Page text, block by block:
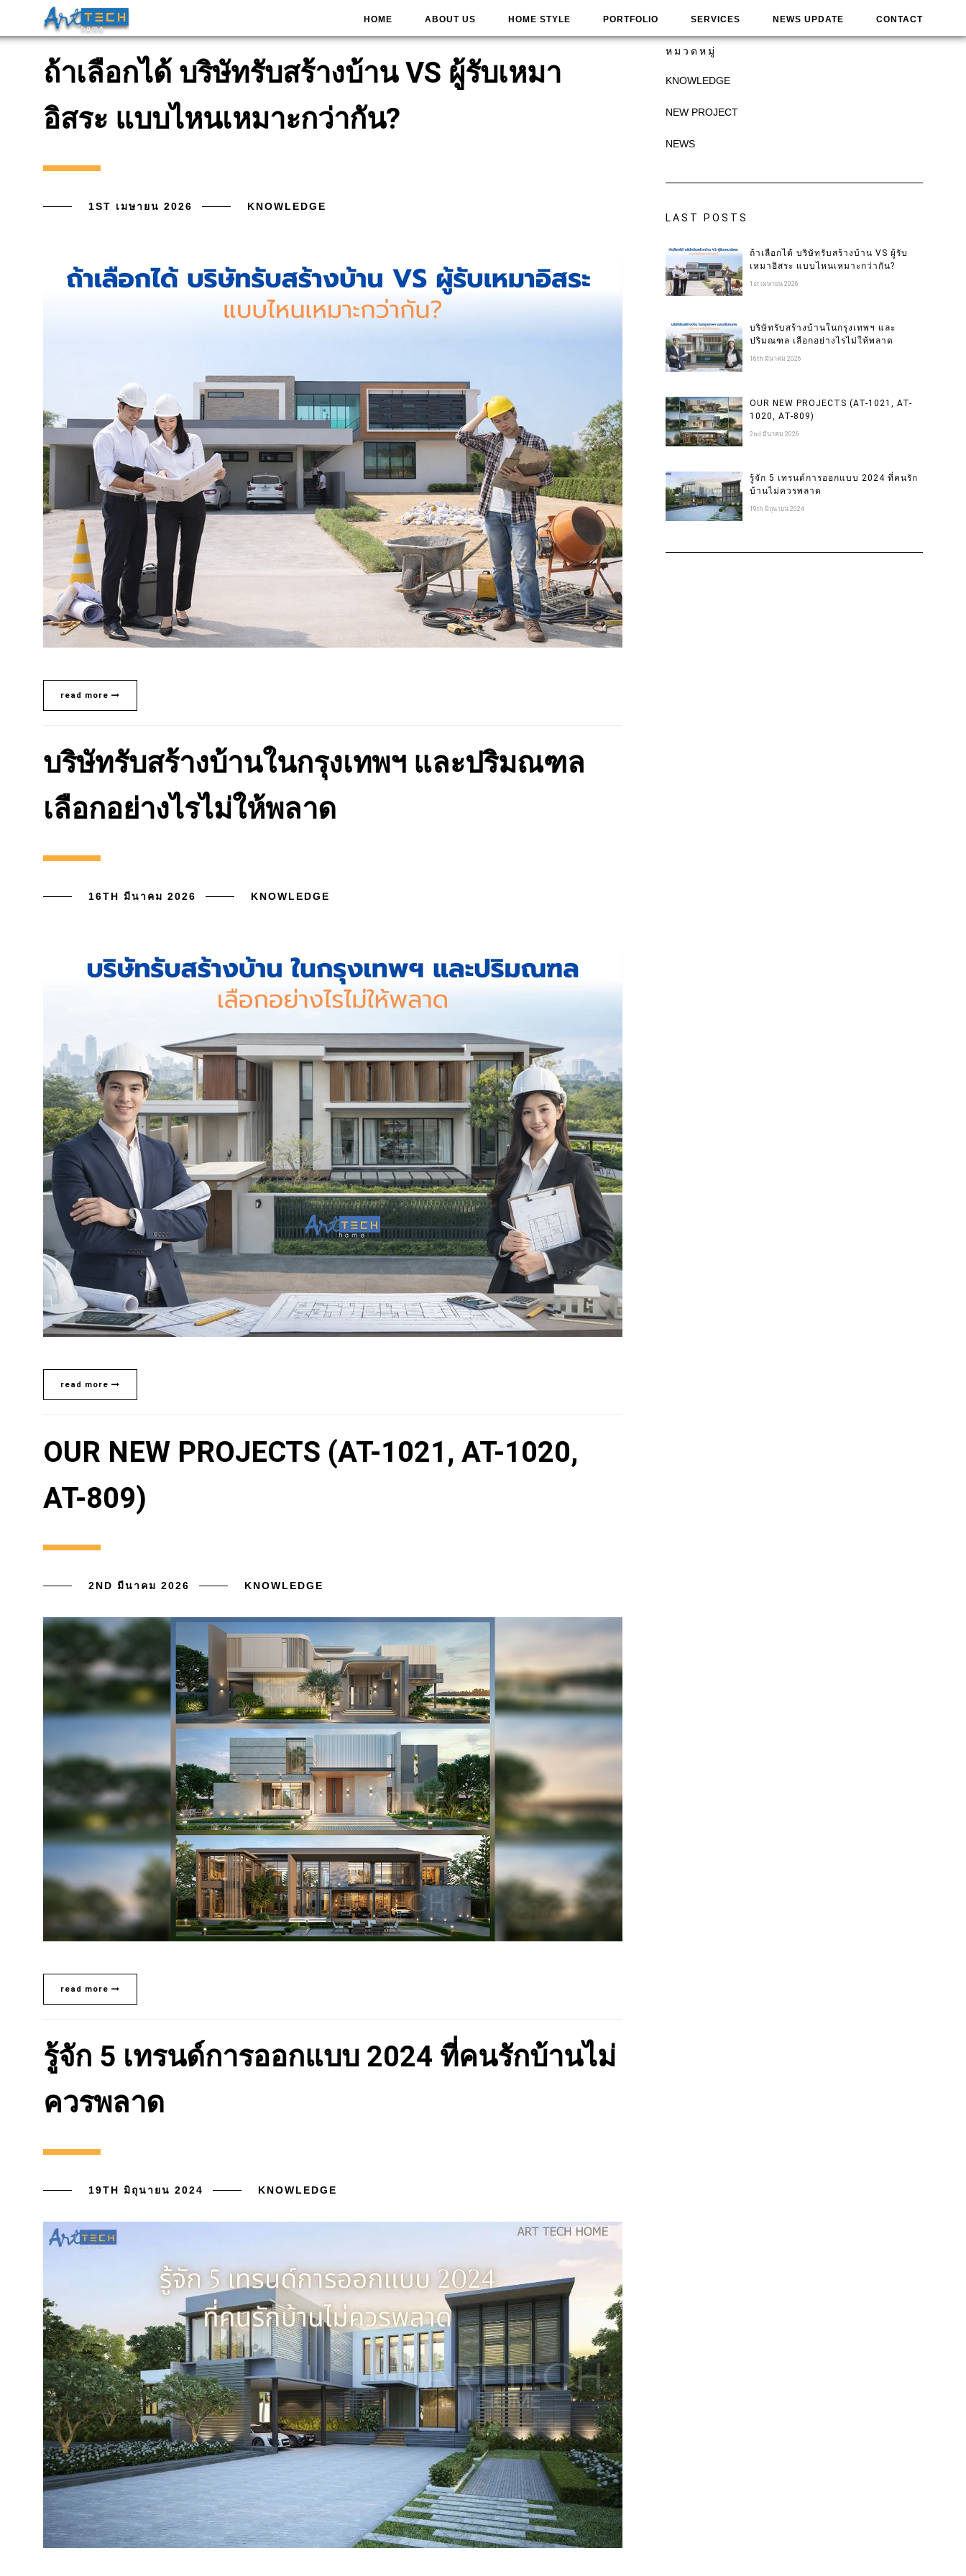
HOME ABOUT US HOME STYLE PORTFOLIO SERVICES NEWS UPDATE CONTACT
ถ้าเลือกได้ บริษัทรับสร้างบ้าน VS ผู้รับเหมา
อิสระ แบบไหนเหมาะกว่ากัน?
1ST เมษายน 2026 KNOWLEDGE
read more
บริษัทรับสร้างบ้านในกรุงเทพฯ และปริมณฑล
เลือกอย่างไรไม่ให้พลาด
16TH มีนาคม 2026 KNOWLEDGE
read more
OUR NEW PROJECTS (AT-1021, AT-1020,
AT-809)
2ND มีนาคม 2026 KNOWLEDGE
read more
รู้จัก 5 เทรนด์การออกแบบ 2024 ที่คนรักบ้านไม่
ควรพลาด
19TH มิถุนายน 2024 KNOWLEDGE
หมวดหมู่
KNOWLEDGE
NEW PROJECT
NEWS
LAST POSTS
ถ้าเลือกได้ บริษัทรับสร้างบ้าน VS ผู้รับ
เหมาอิสระ แบบไหนเหมาะกว่ากัน?
1st เมษายน 2026
บริษัทรับสร้างบ้านในกรุงเทพฯ และ
ปริมณฑล เลือกอย่างไรไม่ให้พลาด
16th มีนาคม 2026
OUR NEW PROJECTS (AT-1021, AT-
1020, AT-809)
2nd มีนาคม 2026
รู้จัก 5 เทรนด์การออกแบบ 2024 ที่คนรัก
บ้านไม่ควรพลาด
19th มิถุนายน 2024